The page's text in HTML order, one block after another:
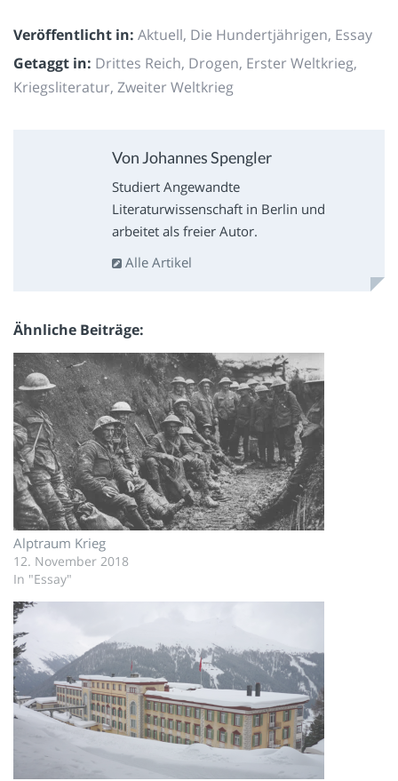
Veröffentlicht in: Aktuell, Die Hundertjährigen, Essay
Getaggt in: Drittes Reich, Drogen, Erster Weltkrieg,
Kriegsliteratur, Zweiter Weltkrieg
Von Johannes Spengler
Studiert Angewandte
Literaturwissenschaft in Berlin und
arbeitet als freier Autor.
Alle Artikel
Ähnliche Beiträge
Alptraum Krieg
12. November 2018
In "Essay"